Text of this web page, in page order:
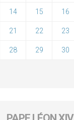
14 15 16
21 22 23
28 29 30